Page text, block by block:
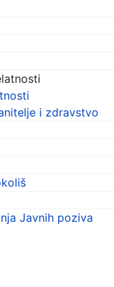
i zdravstvo
Javnih poziva